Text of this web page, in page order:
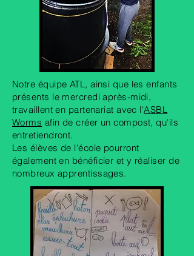
Notre équipe ATL, ainsi que les enfants
présents le mercredi après-midi,
travaillent en partenariat avec l'ASBL
Worms afin de créer un compost, qu'ils
entretiendront.
Les élèves de l'école pourront
également en bénéficier et y réaliser de
nombreux apprentissages.